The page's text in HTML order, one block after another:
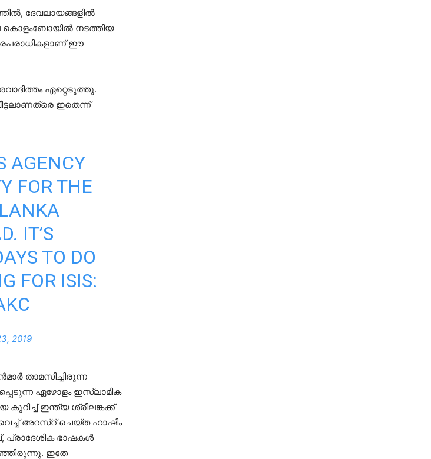
ദേവലായങ്ങളില്‍
കൊളംബോയില്‍ നടത്തിയ
ഈ
ഏറ്റെടുത്തു.
ഇതെന്ന്
AGENCY
FOR THE
IT’S
TO DO
FOR ISIS:
2019
താമസിച്ചിരുന്ന
ഏഴോളം ഇസ്‌ലാമിക
ഇന്ത്യ ശ്രീലങ്കക്ക്
അറസ്റ് ചെയ്ത ഹാഷിം
പ്രാദേശിക ഭാഷകൾ
ഇതേ